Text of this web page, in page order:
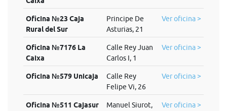
Oficina №23 Caja
Rural del Sur
Principe De
Asturias, 21
Ver oficina >
Oficina №7176 La
Caixa
Calle Rey Juan
Carlos I, 1
Ver oficina >
Oficina №579 Unicaja
Calle Rey
Felipe Vi, 26
Ver oficina >
Oficina №511 Cajasur
Manuel Siurot,
Ver oficina >